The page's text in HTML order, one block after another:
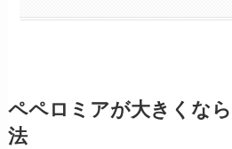
ペペロミアが大きくな
法